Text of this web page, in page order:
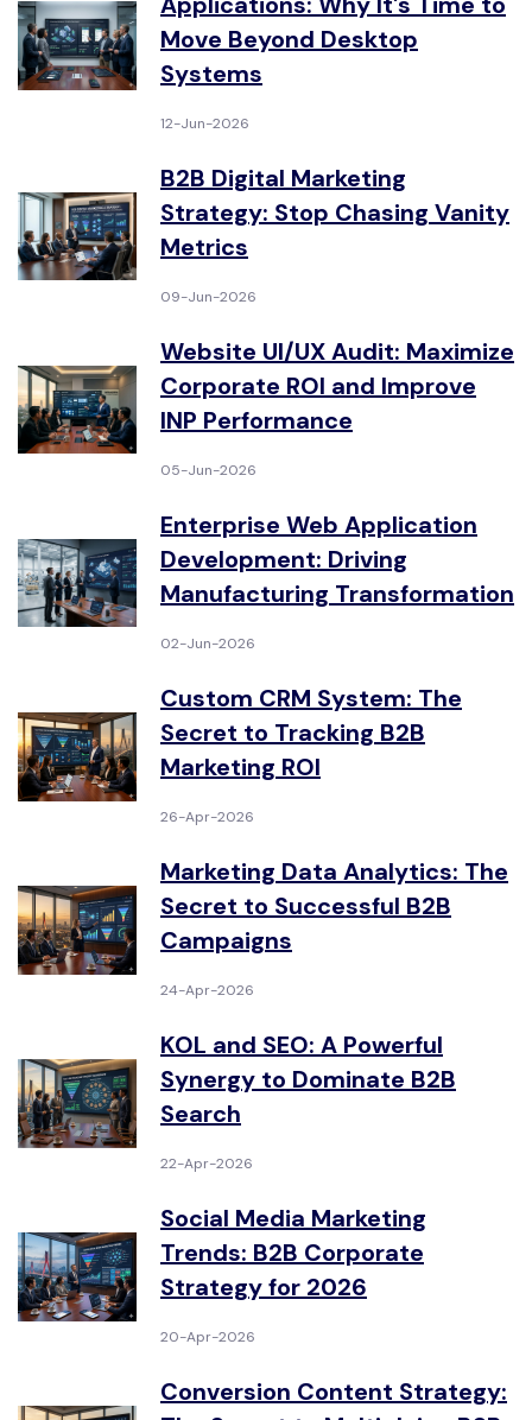
Move Beyond Desktop
Systems
12-Jun-2026
B2B Digital Marketing
Strategy: Stop Chasing Vanity
Metrics
09-Jun-2026
Website UI/UX Audit: Maximize
Corporate ROI and Improve
INP Performance
05-Jun-2026
Enterprise Web Application
Development: Driving
Manufacturing Transformation
02-Jun-2026
Custom CRM System: The
Secret to Tracking B2B
Marketing ROI
26-Apr-2026
Marketing Data Analytics: The
Secret to Successful B2B
Campaigns
24-Apr-2026
KOL and SEO: A Powerful
Synergy to Dominate B2B
Search
22-Apr-2026
Social Media Marketing
Trends: B2B Corporate
Strategy for 2026
20-Apr-2026
Conversion Content Strategy: